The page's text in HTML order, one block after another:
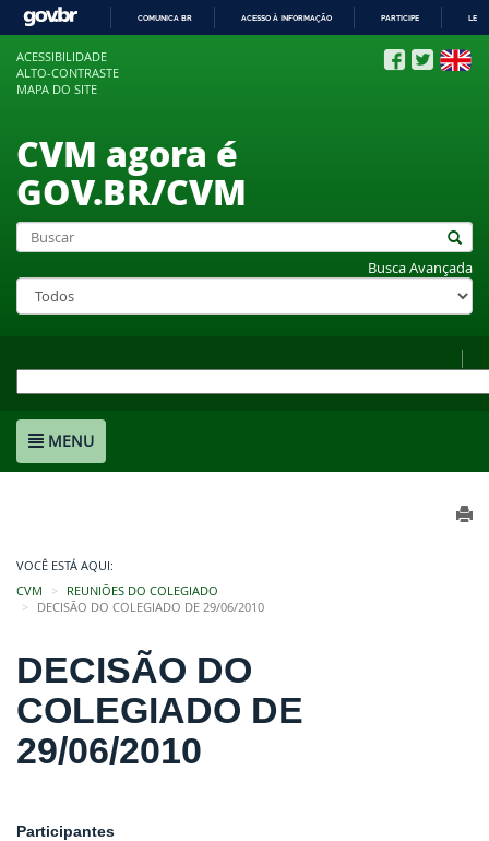
COMUNICA BR ACESSO À INFORMAÇÃO PARTICIPE
ACESSIBILIDADE
ALTO-CONTRASTE
MAPA DO SITE
CVM agora é
GOV.BR/CVM
Busca Avançada
MENU
VOCÊ ESTÁ AQUI:
CVM
REUNIÕES DO COLEGIADO
DECISÃO DO COLEGIADO DE 29/06/2010
DECISÃO DO
COLEGIADO DE
29/06/2010
Participantes